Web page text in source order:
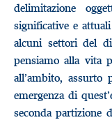
delimitazione
significative e
alcuni settori del
pensiamo alla vita
all’ambito, assurto
emergenza di
seconda partizione